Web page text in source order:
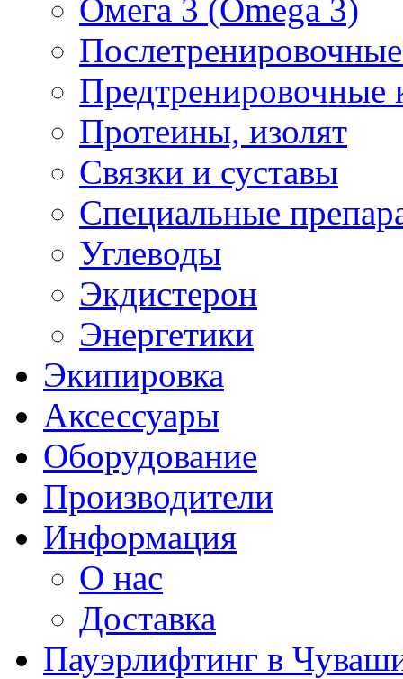
Омега 3 (Omega 3)
Предтренировочные
Протеины, изолят
Связки и суставы
Специальные
Углеводы
Экдистерон
Энергетики
Экипировка
Аксессуары
Оборудование
Производители
Информация
О нас
Доставка
Пауэрлифтинг в